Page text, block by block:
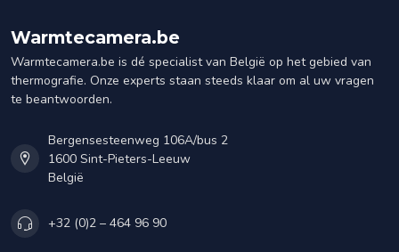
Warmtecamera.be
Warmtecamera.be is dé specialist van België op het gebied van
thermografie. Onze experts staan steeds klaar om al uw vragen
te beantwoorden.
Bergensesteenweg 106A/bus 2
1600 Sint-Pieters-Leeuw
België
+32 (0)2 – 464 96 90